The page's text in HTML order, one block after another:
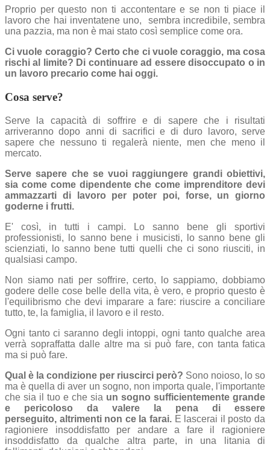
Proprio per questo non ti accontentare e se non ti piace il
lavoro che hai inventatene uno, sembra incredibile, sembra
una pazzia, ma non è mai stato così semplice come ora.
Ci vuole coraggio? Certo che ci vuole coraggio, ma cosa
rischi al limite? Di continuare ad essere disoccupato o in
un lavoro precario come hai oggi.
Cosa serve?
Serve la capacità di soffrire e di sapere che i risultati
arriveranno dopo anni di sacrifici e di duro lavoro, serve
sapere che nessuno ti regalerà niente, men che meno il
mercato.
Serve sapere che se vuoi raggiungere grandi obiettivi,
sia come come dipendente che come imprenditore devi
ammazzarti di lavoro per poter poi, forse, un giorno
goderne i frutti.
E' così, in tutti i campi. Lo sanno bene gli sportivi
professionisti, lo sanno bene i musicisti, lo sanno bene gli
scienziati, lo sanno bene tutti quelli che ci sono riusciti, in
qualsiasi campo.
Non siamo nati per soffrire, certo, lo sappiamo, dobbiamo
godere delle cose belle della vita, è vero, e proprio questo è
l'equilibrismo che devi imparare a fare: riuscire a conciliare
tutto, te, la famiglia, il lavoro e il resto.
Ogni tanto ci saranno degli intoppi, ogni tanto qualche area
verrà sopraffatta dalle altre ma si può fare, con tanta fatica
ma si può fare.
Qual è la condizione per riuscirci però? Sono noioso, lo so
ma è quella di aver un sogno, non importa quale, l'importante
che sia il tuo e che sia un sogno sufficientemente grande
e pericoloso da valere la pena di essere
perseguito, altrimenti non ce la farai. E lascerai il posto da
ragioniere insoddisfatto per andare a fare il ragioniere
insoddisfatto da qualche altra parte, in una litania di